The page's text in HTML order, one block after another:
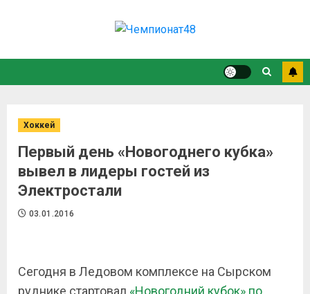
Хоккей
Первый день «Новогоднего кубка»
вывел в лидеры гостей из
Электростали
03.01.2016
Сегодня в Ледовом комплексе на Сырском
руднике стартовал «Новогодний кубок» по